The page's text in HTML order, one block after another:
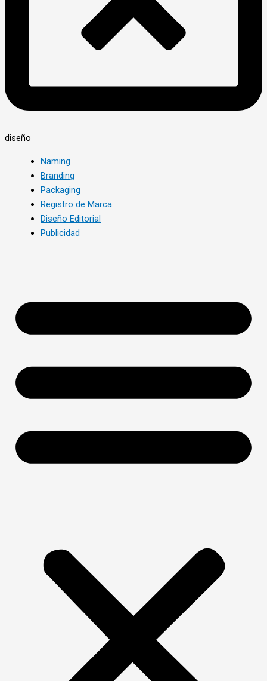
diseño
Naming
Branding
Packaging
Registro de Marca
Diseño Editorial
Publicidad